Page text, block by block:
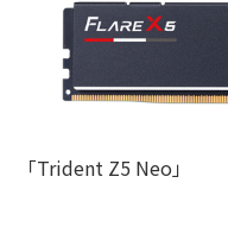
「Trident Z5 Neo」